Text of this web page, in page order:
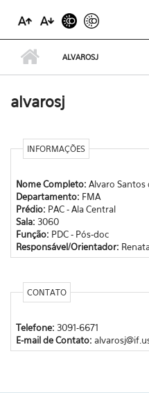
ALVAROSJ
alvarosj
INFORMAÇÕES
Nome Completo: Alvaro Santos
Departamento: FMA
Prédio: PAC - Ala Central
Sala: 3060
Função: PDC - Pós-doc
Responsável/Orientador:
CONTATO
Telefone: 3091-6671
E-mail de Contato: